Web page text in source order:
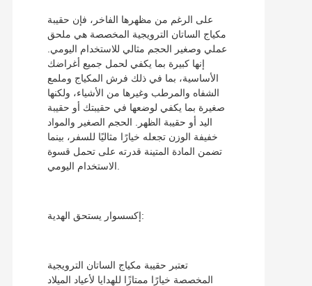
على الرغم من مظهرها الفاخر، فإن حقيبة
مكياج الساتان الترويجية المخصصة هي ملحق
عملي وصغير الحجم مثالي للاستخدام اليومي.
إنها كبيرة بما يكفي لحمل جميع أغراضك
الأساسية، بما في ذلك فرش المكياج وملمع
الشفاه والمرطب وغيرها من الأشياء، ولكنها
صغيرة بما يكفي لوضعها في حقيبتك أو حقيبة
اليد أو حقيبة الظهر. الحجم الصغير والمواد
خفيفة الوزن تجعله خيارًا مثاليًا للسفر، بينما
تضمن المادة المتينة قدرته على تحمل قسوة
الاستخدام اليومي.
إكسسوار يستحق الهدية:
تعتبر حقيبة مكياج الساتان الترويجية
المخصصة خيارًا ممتازًا للهدايا لأعياد الميلاد